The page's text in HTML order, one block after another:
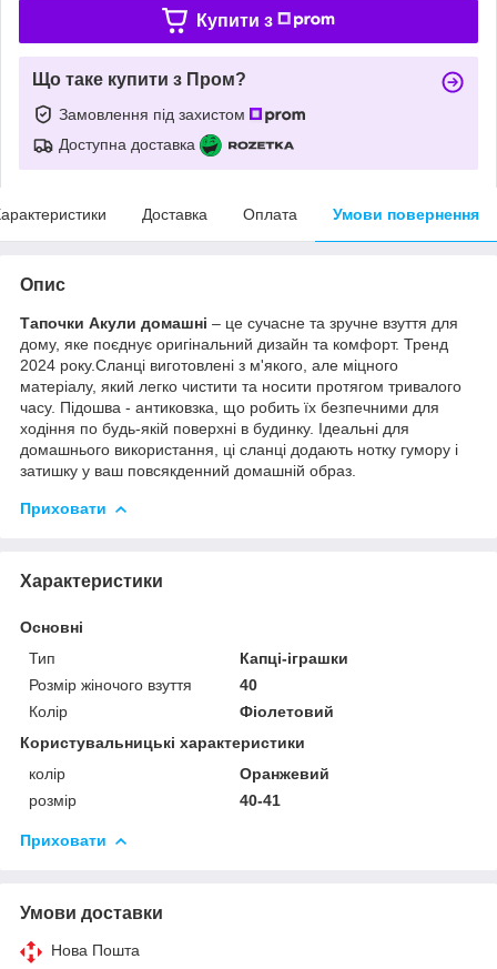
Купити з
Що таке купити з Пром?
Замовлення під захистом
Доступна доставка
Доставка Оплата Умови повернення
Опис
Тапочки Акули домашні – це сучасне та зручне взуття для
дому, яке поєднує оригінальний дизайн та комфорт. Тренд
2024 року.Сланці виготовлені з м'якого, але міцного
матеріалу, який легко чистити та носити протягом тривалого
часу. Підошва - антиковзка, що робить їх безпечними для
ходіння по будь-якій поверхні в будинку. Ідеальні для
домашнього використання, ці сланці додають нотку гумору і
затишку у ваш повсякденний домашній образ.
Приховати
Характеристики
Основні
Тип
Капці-іграшки
Розмір жіночого взуття
40
Колір
Фіолетовий
Користувальницькі характеристики
колір
Оранжевий
розмір
40-41
Приховати
Умови доставки
Нова Пошта